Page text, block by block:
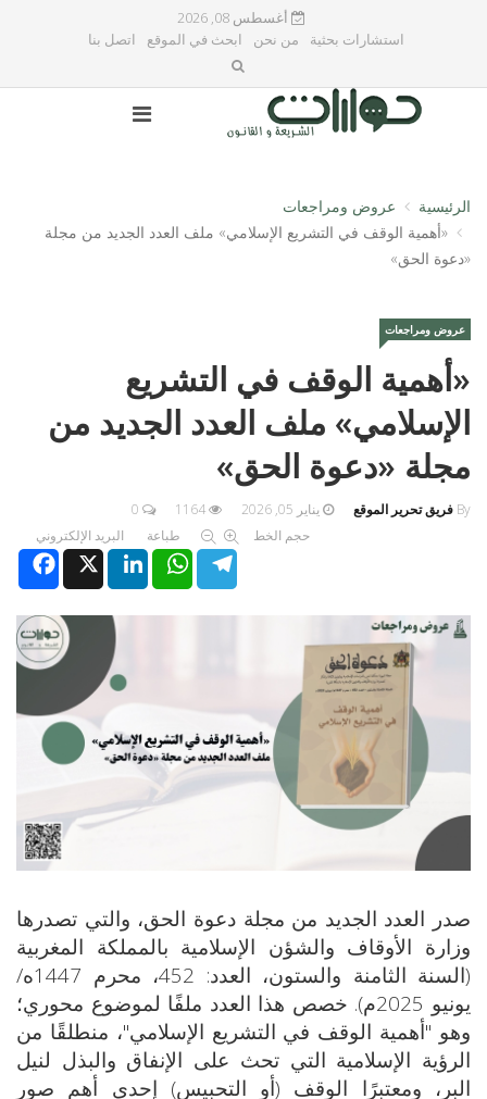
أغسطس 08, 2026
استشارات بحثية
من نحن ابحث في الموقع اتصل بنا
الرئيسية
عروض ومراجعات
«أهمية الوقف في التشريع الإسلامي» ملف العدد الجديد من مجلة
«دعوة الحق»
عروض ومراجعات
«أهمية الوقف في التشريع
الإسلامي» ملف العدد الجديد من
مجلة «دعوة الحق»
By فريق تحرير الموقع يناير 05, 2026
0
حجم الخط
طباعة
البريد الإلكتروني
XLinkedInWhatsAppTelegram
صدر العدد الجديد من مجلة دعوة الحق، والتي تصدرها
وزارة الأوقاف والشؤن الإسلامية بالمملكة المغربية
(السنة الثامنة والستون، العدد: 452، محرم 1447ه/
يونيو 2025م). خصص هذا العدد ملفًا لموضوع محوري؛
وهو "أهمية الوقف في التشريع الإسلامي"، منطلقًا من
الرؤية الإسلامية التي تحث على الإنفاق والبذل لنيل
البر، ومعتبرًا الوقف (أو التحبيس) إحدى أهم صور